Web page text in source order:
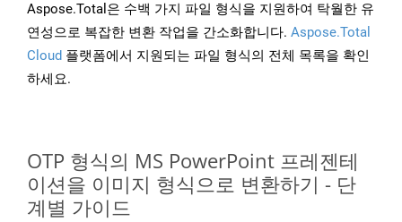
Aspose.Total은 수백 가지 파일 형식을 지원하여 탁월한 유
연성으로 복잡한 변환 작업을 간소화합니다. Aspose.Total
Cloud 플랫폼에서 지원되는 파일 형식의 전체 목록을 확인
하세요.
OTP 형식의 MS PowerPoint 프레젠테
이션을 이미지 형식으로 변환하기 - 단
계별 가이드